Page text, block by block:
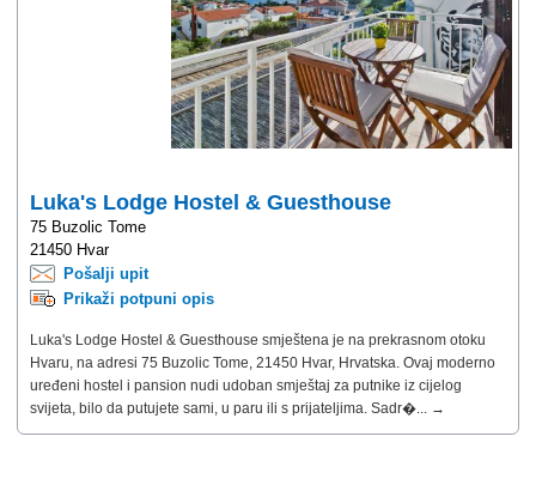
Luka's Lodge Hostel & Guesthouse
75 Buzolic Tome
21450 Hvar
Pošalji upit
Prikaži potpuni opis
Luka's Lodge Hostel & Guesthouse smještena je na prekrasnom otoku
Hvaru, na adresi 75 Buzolic Tome, 21450 Hvar, Hrvatska. Ovaj moderno
uređeni hostel i pansion nudi udoban smještaj za putnike iz cijelog
svijeta, bilo da putujete sami, u paru ili s prijateljima. Sadr�... →